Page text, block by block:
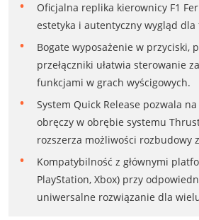
Oficjalna replika kierownicy F1
estetyka i autentyczny wygląd dla
Bogate wyposażenie w przyciski,
przełączniki ułatwia sterowanie
funkcjami w grach wyścigowych.
System Quick Release pozwala
obręczy w obrębie systemu
rozszerza możliwości rozbudowy
Kompatybilność z głównymi
PlayStation, Xbox) przy
uniwersalne rozwiązanie dla